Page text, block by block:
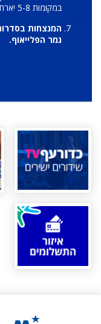
במקומות 5-8 יארחו את המשחק הראשון.
המנצחות
גמר הפלייאוף.